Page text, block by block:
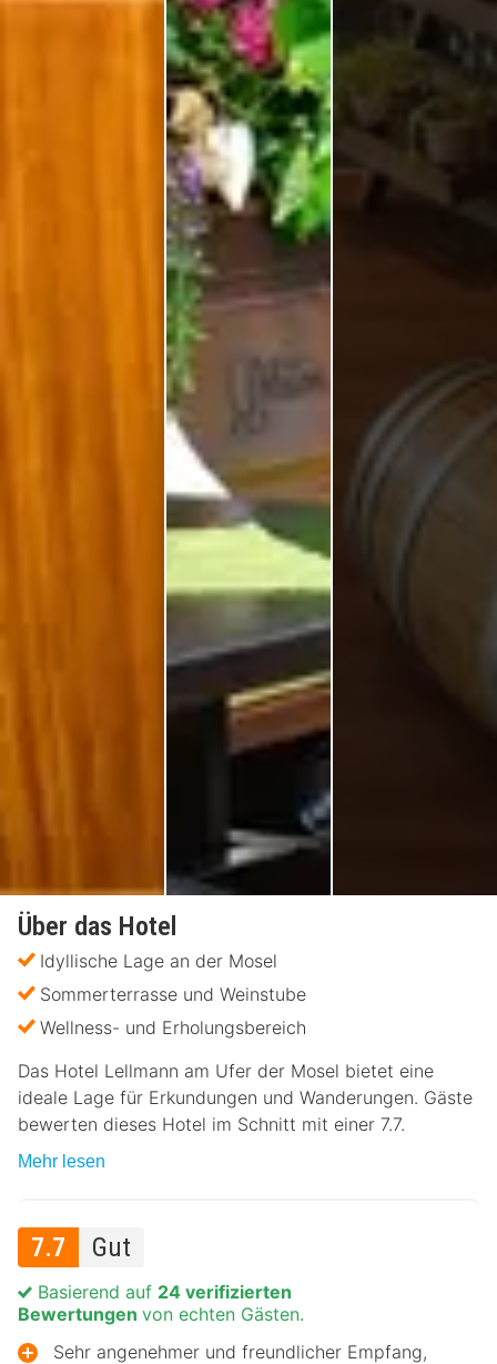
Über das Hotel
Idyllische Lage an der Mosel
Sommerterrasse und Weinstube
Wellness- und Erholungsbereich
Das Hotel Lellmann am Ufer der Mosel bietet eine
ideale Lage für Erkundungen und Wanderungen. Gäste
bewerten dieses Hotel im Schnitt mit einer 7.7.
Mehr lesen
7.7 Gut
Basierend auf 24 verifizierten
Bewertungen von echten Gästen.
Sehr angenehmer und freundlicher Empfang,